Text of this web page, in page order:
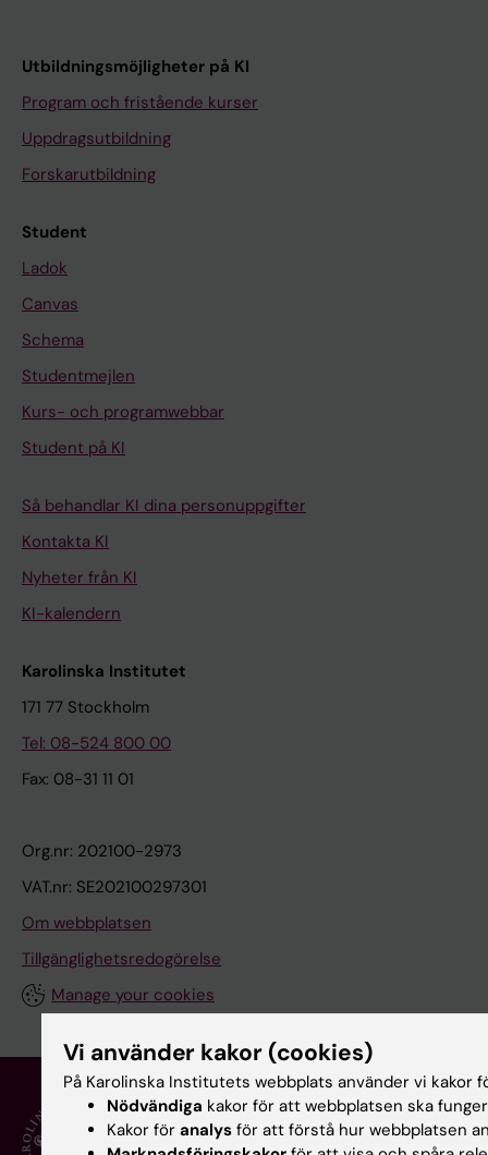
Utbildningsmöjligheter på KI
Program och fristående kurser
Uppdragsutbildning
Forskarutbildning
Student
Ladok
Canvas
Schema
Studentmejlen
Kurs- och programwebbar
Student på KI
Så behandlar KI dina personuppgifter
Kontakta KI
Nyheter från KI
KI-kalendern
Karolinska Institutet
171 77 Stockholm
Tel: 08-524 800 00
Fax: 08-31 11 01
Org.nr: 202100-2973
VAT.nr: SE202100297301
Om webbplatsen
Tillgänglighetsredogörelse
Manage your cookies
Vi använder kakor (cookies)
På Karolinska Institutets webbplats använder vi kakor
Nödvändiga kakor för att webbplatsen ska
Kakor för analysför att förstå hur webbplatsen